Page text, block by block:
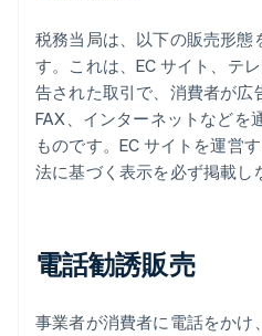
税務当局は、以下の販売形態
す。これは、EC サイト、テ
告された取引で、消費者が広
FAX、インターネットなどを
ものです。EC サイトを運営
法に基づく表示を必ず掲載し
電話勧誘販売
事業者が消費者に電話をかけ